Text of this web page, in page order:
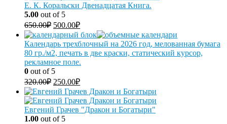
Е. К. Коральски Двенадцатая Книга.
5.00 out of 5
650.00₽ 500.00₽
Календарь трехблочный на 2026 год, мелованная бумага
80 гр./м2, печать в две краски, статический курсор,
рекламное поле.
0 out of 5
320.00₽ 250.00₽
Евгений Грачев "Дракон и Богатыри"
1.00 out of 5